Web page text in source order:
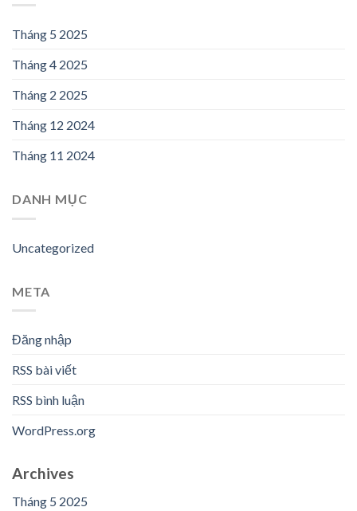
Tháng 5 2025
Tháng 4 2025
Tháng 2 2025
Tháng 12 2024
Tháng 11 2024
DANH MỤC
Uncategorized
META
Đăng nhập
RSS bài viết
RSS bình luận
WordPress.org
Archives
Tháng 5 2025